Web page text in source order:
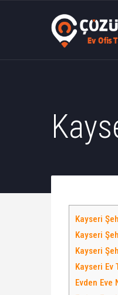
Kayseri
Kayseri
Kayseri
Kayseri Ev
Evden Eve